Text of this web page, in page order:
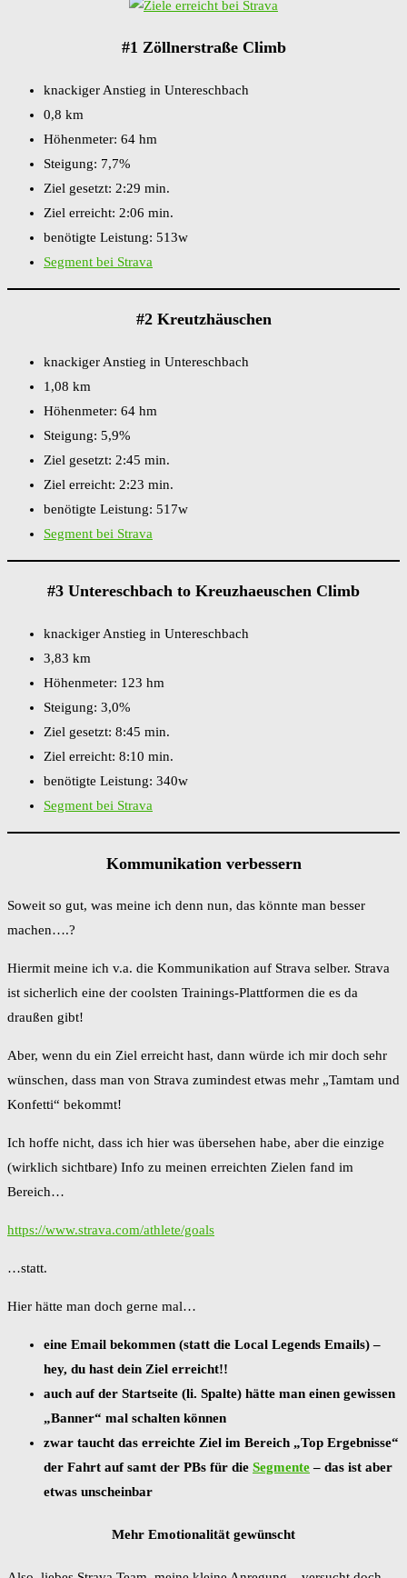
#1 Zöllnerstraße Climb
knackiger Anstieg in Untereschbach
0,8 km
Höhenmeter: 64 hm
Steigung: 7,7%
Ziel gesetzt: 2:29 min.
Ziel erreicht: 2:06 min.
benötigte Leistung: 513w
Segment bei Strava
#2 Kreutzhäuschen
knackiger Anstieg in Untereschbach
1,08 km
Höhenmeter: 64 hm
Steigung: 5,9%
Ziel gesetzt: 2:45 min.
Ziel erreicht: 2:23 min.
benötigte Leistung: 517w
Segment bei Strava
#3 Untereschbach to Kreuzhaeuschen Climb
knackiger Anstieg in Untereschbach
3,83 km
Höhenmeter: 123 hm
Steigung: 3,0%
Ziel gesetzt: 8:45 min.
Ziel erreicht: 8:10 min.
benötigte Leistung: 340w
Segment bei Strava
Kommunikation verbessern
Soweit so gut, was meine ich denn nun, das könnte man besser
machen….?
Hiermit meine ich v.a. die Kommunikation auf Strava selber. Strava
ist sicherlich eine der coolsten Trainings-Plattformen die es da
draußen gibt!
Aber, wenn du ein Ziel erreicht hast, dann würde ich mir doch sehr
wünschen, dass man von Strava zumindest etwas mehr „Tamtam und
Konfetti“ bekommt!
Ich hoffe nicht, dass ich hier was übersehen habe, aber die einzige
(wirklich sichtbare) Info zu meinen erreichten Zielen fand im
Bereich…
https://www.strava.com/athlete/goals
…statt.
Hier hätte man doch gerne mal…
eine Email bekommen (statt die Local Legends Emails) –
hey, du hast dein Ziel erreicht!!
auch auf der Startseite (li. Spalte) hätte man einen gewissen
„Banner“ mal schalten können
zwar taucht das erreichte Ziel im Bereich „Top Ergebnisse“
der Fahrt auf samt der PBs für die Segmente– das ist aber
etwas unscheinbar
Mehr Emotionalität gewünscht